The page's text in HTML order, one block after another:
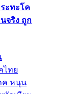
ะทะโค
จริง ถูก